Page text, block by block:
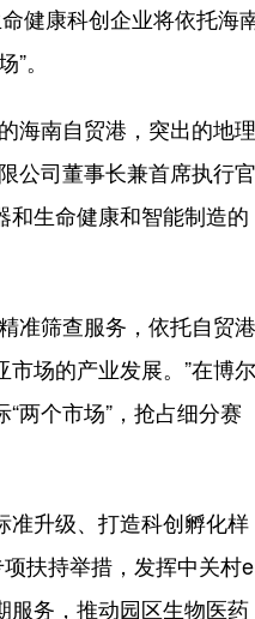
健康科创企业将依托海
。
海南自贸港，突出的地理
公司董事长兼‌首席执行官‌
和生命健康和智能制造的
准筛查服务，依托自贸港
场的产业发展。”在博尔
两个市场”，抢占细分赛
升级、打造科创孵化样
扶持举措，发挥中关村e
服务，推动园区生物医药